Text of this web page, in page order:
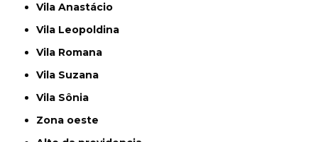
Vila Anastácio
Vila Leopoldina
Vila Romana
Vila Suzana
Vila Sônia
Zona oeste